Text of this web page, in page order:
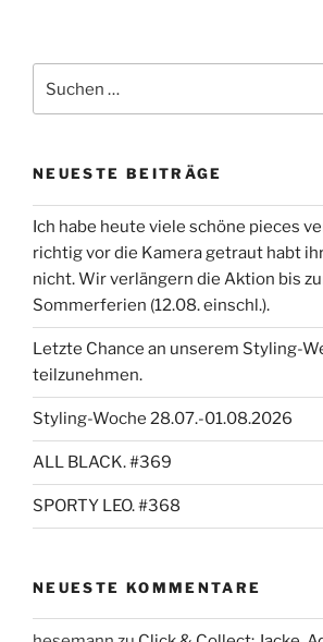
nach:
NEUESTE BEITRÄGE
Ich habe heute viele schöne pieces
richtig vor die Kamera getraut habt
nicht. Wir verlängern die Aktion bis
Sommerferien (12.08. einschl.).
Letzte Chance an unserem Styling-
teilzunehmen.
Styling-Woche 28.07.-01.08.2026
ALL BLACK. #369
SPORTY LEO. #368
NEUESTE KOMMENTARE